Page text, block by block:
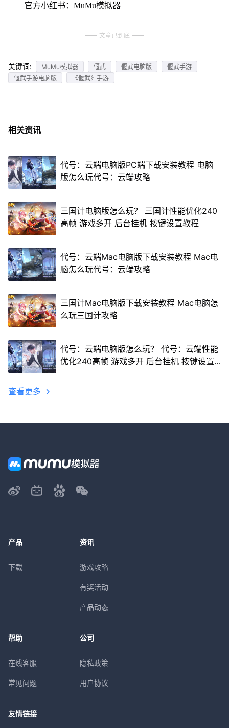
官方小红书：MuMu模拟器
文章已到底
关键词: MuMu模拟器 偃武 偃武电脑版
偃武手游
偃武手游电脑版
《偃武》手游
相关资讯
代号：云端电脑版PC端下载安装教程 电脑
版怎么玩代号：云端攻略
三国计电脑版怎么玩？ 三国计性能优化240
高帧 游戏多开 后台挂机 按键设置教程
代号：云端Mac电脑版下载安装教程 Mac电
脑怎么玩代号：云端攻略
三国计Mac电脑版下载安装教程 Mac电脑怎
么玩三国计攻略
代号：云端电脑版怎么玩？ 代号：云端性能
优化240高帧 游戏多开 后台挂机 按键设置
查看更多
产品
下载
资讯
游戏攻略
有奖活动
产品动态
帮助
在线客服
常见问题
公司
隐私政策
用户协议
友情链接